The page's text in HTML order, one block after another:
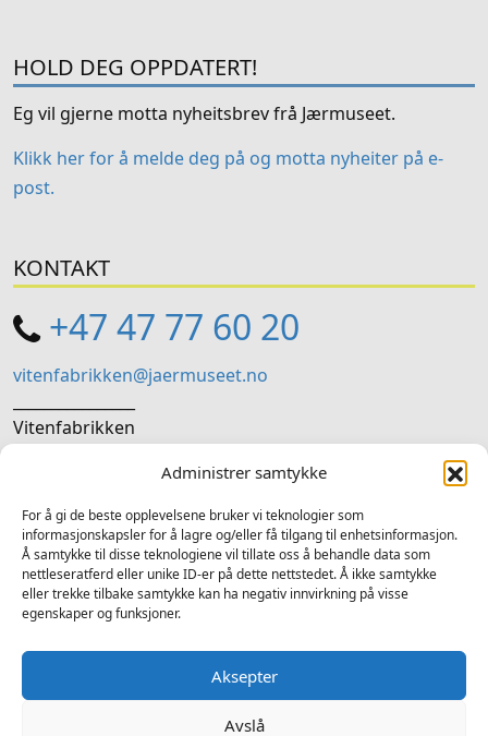
Administrer samtykke
For å gi de beste opplevelsene bruker vi teknologier som
informasjonskapsler for å lagre og/eller få tilgang til enhetsinformasjon.
Å samtykke til disse teknologiene vil tillate oss å behandle data som
nettleseratferd eller unike ID-er på dette nettstedet. Å ikke samtykke
eller trekke tilbake samtykke kan ha negativ innvirkning på visse
egenskaper og funksjoner.
Aksepter
Avslå
HOLD DEG OPPDATERT!
Eg vil gjerne motta nyheitsbrev frå Jærmuseet.
Klikk her for å melde deg på og motta nyheiter på e-
post.
KONTAKT
+47 47 77 60 20
vitenfabrikken@jaermuseet.no
Vitenfabrikken
SOSIALE MEDIER
Følg oss på sosiale medium for nyheiter og tilbod
FacebookInstagram